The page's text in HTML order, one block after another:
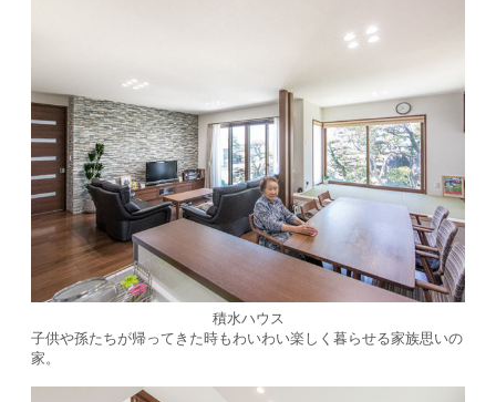
積水ハウス
子供や孫たちが帰ってきた時もわいわい楽しく暮らせる家族思いの
家。